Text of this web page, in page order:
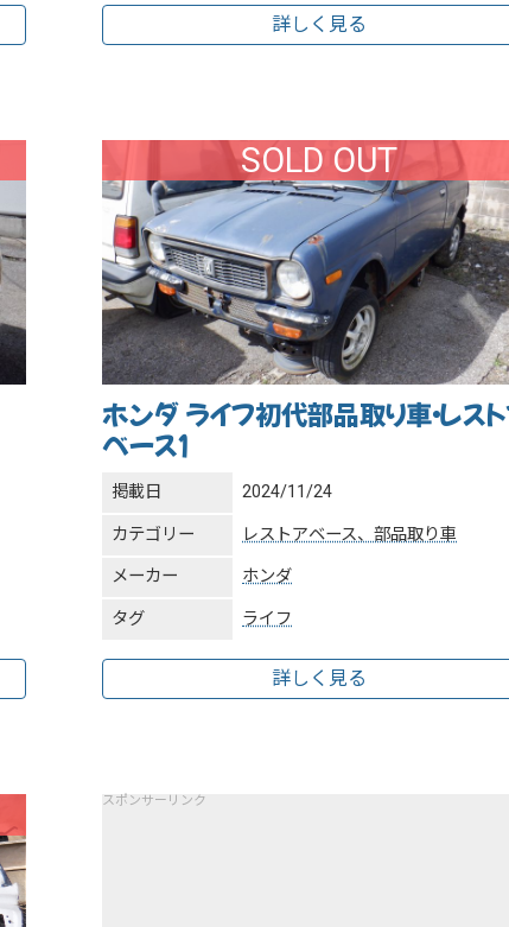
詳しく見る
SOLD OUT
ホンダ ライフ初代部品取り車・レス
ベース１
掲載日 2024/11/24
カテゴリー レストアベース、部品取り車
メーカー ホンダ
タグ ライフ
詳しく見る
スポンサーリンク